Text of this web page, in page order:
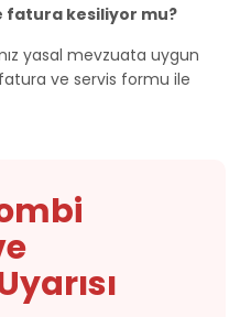
fatura kesiliyor mu?
yasal mevzuata uygun
ve servis formu ile